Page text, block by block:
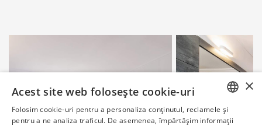
ENGLISH
×
Acest site web folosește cookie-uri
Folosim cookie-uri pentru a personaliza conținutul, reclamele și
pentru a ne analiza traficul. De asemenea, împărtășim informații